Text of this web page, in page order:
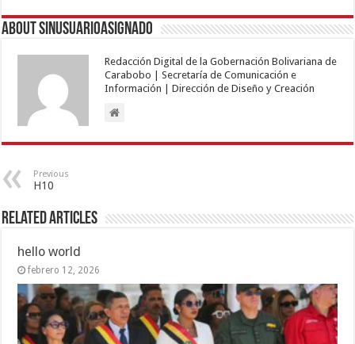
About sinusuarioasignado
Redacción Digital de la Gobernación Bolivariana de
Carabobo | Secretaría de Comunicación e
Información | Dirección de Diseño y Creación
Previous
H10
Related Articles
hello world
febrero 12, 2026